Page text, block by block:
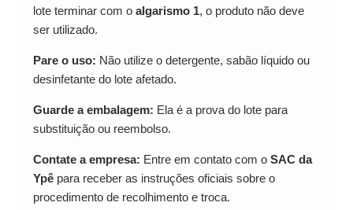
lote terminar com o algarismo 1, o produto não deve
ser utilizado.
Pare o uso: Não utilize o detergente, sabão líquido ou
desinfetante do lote afetado.
Guarde a embalagem: Ela é a prova do lote para
substituição ou reembolso.
Contate a empresa: Entre em contato com o SAC da
Ypêpara receber as instruções oficiais sobre o
procedimento de recolhimento e troca.